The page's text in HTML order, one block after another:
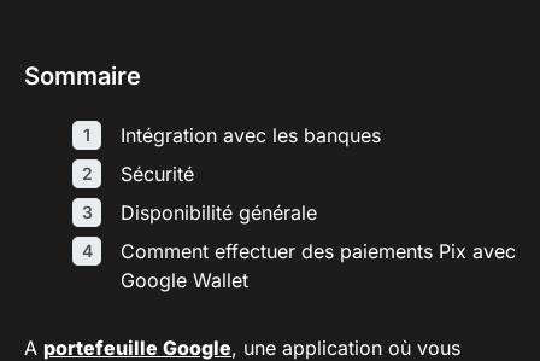
Sommaire
Intégration avec les banques
Sécurité
Disponibilité générale
Comment effectuer des paiements Pix avec
Google Wallet
A portefeuille Google, une application où vous